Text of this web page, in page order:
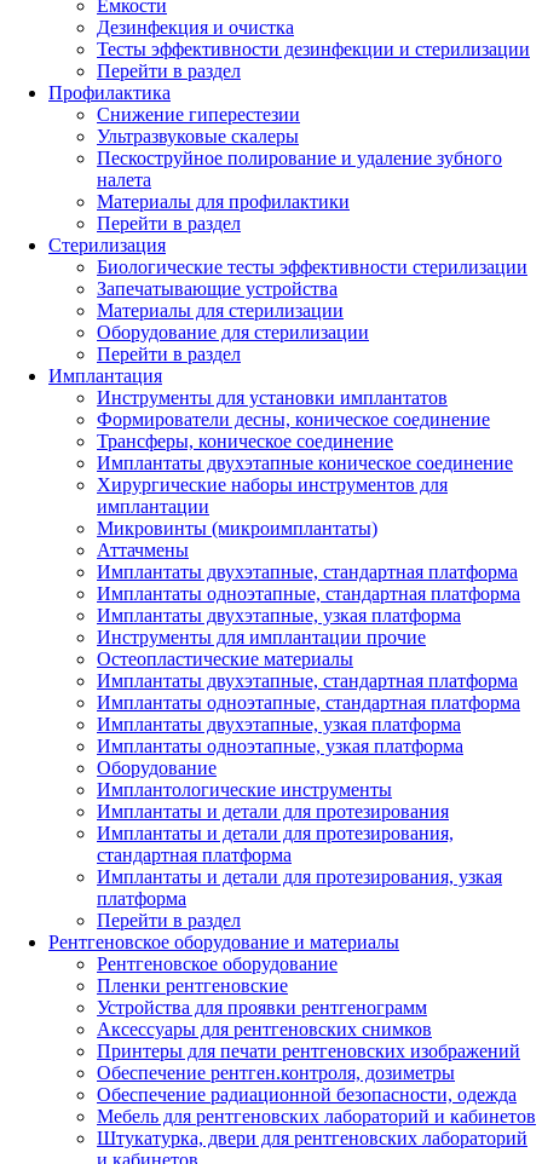
Емкости
Дезинфекция и очистка
Тесты эффективности дезинфекции и стерилизации
Перейти в раздел
Профилактика
Снижение гиперестезии
Ультразвуковые скалеры
Пескоструйное полирование и удаление зубного
налета
Материалы для профилактики
Перейти в раздел
Стерилизация
Биологические тесты эффективности стерилизации
Запечатывающие устройства
Материалы для стерилизации
Оборудование для стерилизации
Перейти в раздел
Имплантация
Инструменты для установки имплантатов
Формирователи десны, коническое соединение
Трансферы, коническое соединение
Имплантаты двухэтапные коническое соединение
Хирургические наборы инструментов для
имплантации
Микровинты (микроимплантаты)
Аттачмены
Имплантаты двухэтапные, стандартная платформа
Имплантаты одноэтапные, стандартная платформа
Имплантаты двухэтапные, узкая платформа
Инструменты для имплантации прочие
Остеопластические материалы
Имплантаты двухэтапные, стандартная платформа
Имплантаты одноэтапные, стандартная платформа
Имплантаты двухэтапные, узкая платформа
Имплантаты одноэтапные, узкая платформа
Оборудование
Имплантологические инструменты
Имплантаты и детали для протезирования
Имплантаты и детали для протезирования,
стандартная платформа
Имплантаты и детали для протезирования, узкая
платформа
Перейти в раздел
Рентгеновское оборудование и материалы
Рентгеновское оборудование
Пленки рентгеновские
Устройства для проявки рентгенограмм
Аксессуары для рентгеновских снимков
Принтеры для печати рентгеновских изображений
Обеспечение рентген.контроля, дозиметры
Обеспечение радиационной безопасности, одежда
Мебель для рентгеновских лабораторий и кабинетов
Штукатурка, двери для рентгеновских лабораторий
и кабинетов